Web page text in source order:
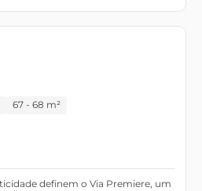
morar
67 - 68 m²
definem o Via Premiere, um